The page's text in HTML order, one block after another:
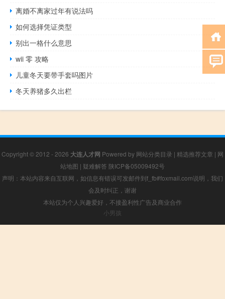
离婚不离家过年有说法吗
如何选择凭证类型
别出一格什么意思
wii 零 攻略
儿童冬天要带手套吗图片
冬天养猪多久出栏
Copyright © 2012 - 2026 大连人才网 Powered by 网站分类目录 | 精选推荐文章 | 网
站地图 | 疑难解答 陕ICP备05009492号
声明：本站内容来自互联网，如信息有错误可发邮件到f_fb#foxmail.com说明，我们
会及时纠正，谢谢
本站仅为个人兴趣爱好，不接盈利性广告及商业合作
小男孩